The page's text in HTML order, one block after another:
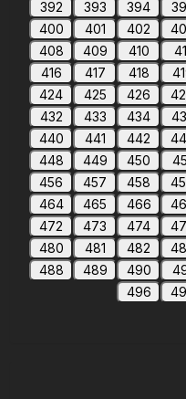
392 393 394
400
401 402
408
409 410
416
417 418
424
425 426
432
433 434
440
441 442
448
449 450
456
457 458
464
465 466
472
473 474
480
481 482
488
489 490
496